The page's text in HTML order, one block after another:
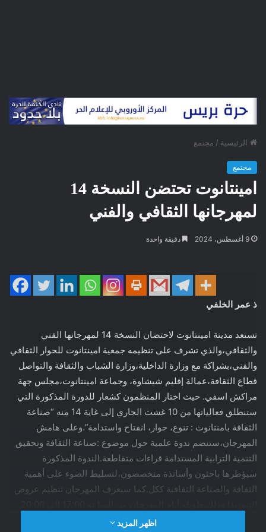
الرئيسية / مجتمع
مجتمع
امينتانوت تحتضن النسخة 14
لمهرجانها الثقافي والفني
9 أغسطس، 2024 دقيقة واحدة
ذ عمر الخلفي
تستعد مدينة امينتانوت لاحتضان النسخة 14 لمهرجانها الفني
والثقافي،والذي تشرف على تنظيمه جمعية امينتانوت للحوار الثقافي
والفني،بشراكة مع وزارة الداخلية،وزارة الشباب والثقافة والتواصل
قطاع الثقافة،عمالة إقليم شيشاوة، وجماعة امينتانوت،مجلس جهة
مراكش اسفي. حيث اختار المنظمون كشعار للدورة المذكورة التي
ستنطلق فعالياتها من 10 غشت الجاري إلى غاية 14 منه “صناعة
الثقافة بامنتانوت : تنوع، حوار، انفتاح واستدامة”.وعلى هامش
المهرجان،ستنضم ندوة علمية حول موضوع :صناعة الثقافة وتحقيق
التنمية الترابية المستدامة قراءات متقاطعة.الندوة المذكورة
سيؤطرها باحثون وأساتذة متخصصون،لتسليط الضوء على أهمية
الثقافة والصناعة الثقافية ككل.كما سيعرف المهرجان تنظيم عروض
اظهر المزيد